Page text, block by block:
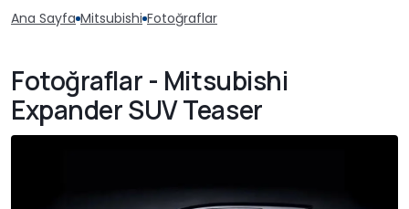
Ana Sayfa Mitsubishi Fotoğraflar
Fotoğraflar - Mitsubishi
Expander SUV Teaser